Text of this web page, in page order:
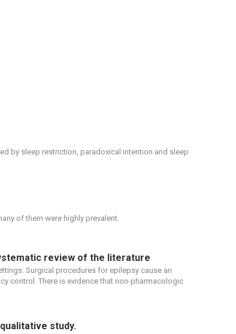
by sleep restriction, paradoxical intention and sleep
of them were highly prevalent.
review of the literature
Surgical procedures for epilepsy cause an
control. There is evidence that non-pharmacologic
study.